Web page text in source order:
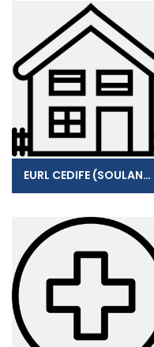
EURL CEDIFE (SOULANGES)